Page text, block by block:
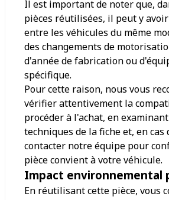
Il est important de noter que,
pièces réutilisées, il peut y
entre les véhicules du même
des changements de
d'année de fabrication ou
spécifique.
Pour cette raison, nous vous
vérifier attentivement la
procéder à l'achat, en
techniques de la fiche et, en cas
contacter notre équipe pour
pièce convient à votre véhicule.
Impact environnemental
En réutilisant cette pièce, vous